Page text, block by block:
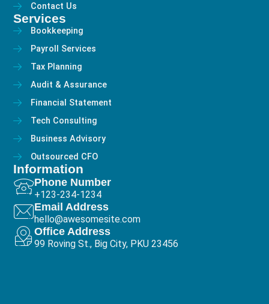
Contact Us
Services
Bookkeeping
Payroll Services
Tax Planning
Audit & Assurance
Financial Statement
Tech Consulting
Business Advisory
Outsourced CFO
Information
Phone Number
+123-234-1234
Email Address
hello@awesomesite.com
Office Address
99 Roving St., Big City, PKU 23456